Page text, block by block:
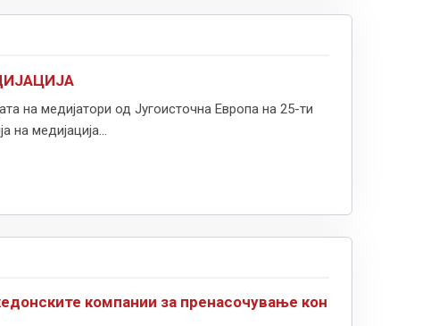
на медијатори од Југоисточна Европа на 25-ти
медијација...
компании за пренасочување кон